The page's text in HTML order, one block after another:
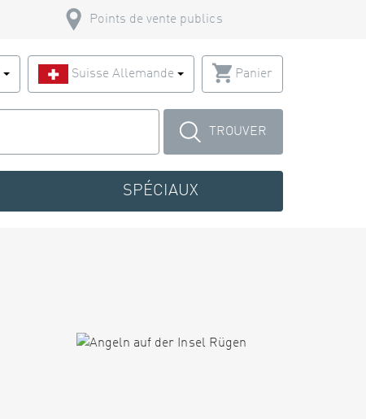
Points de vente publics
Suisse Allemande Panier
TROUVER
SPÉCIAUX